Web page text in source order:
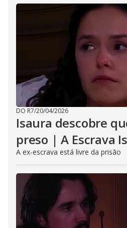
DO R7/20/04/2026
Isaura descobre
preso | A Escrava
A ex-escrava está livre da prisão